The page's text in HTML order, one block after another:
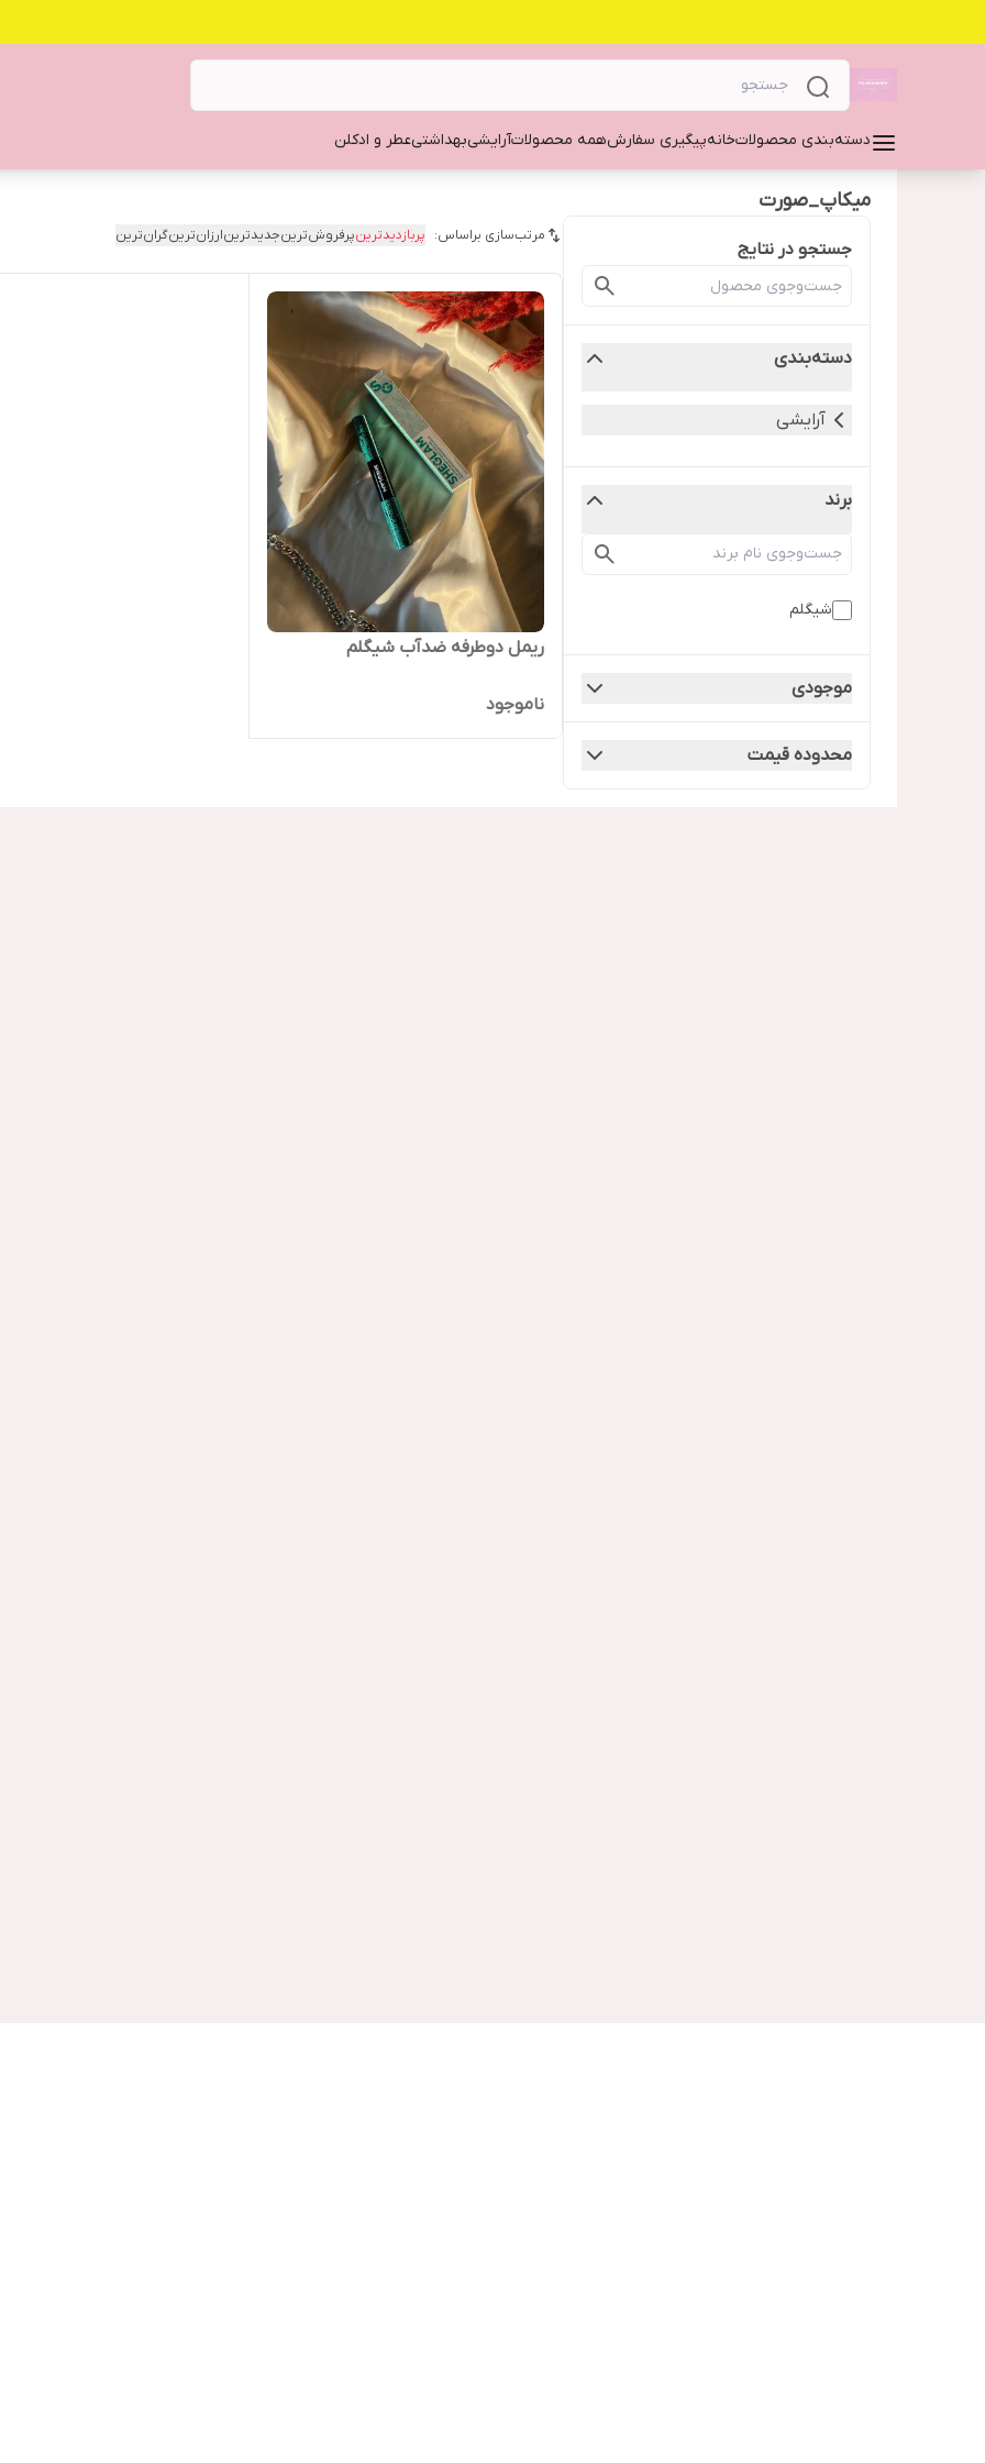
دسته‌بندی محصولاتخانهپیگیری سفارشهمه محصولاتآرایشیبهداشتیعطر و ادکلن
میکاپ_صورت
جستجو در نتایج
دسته‌بندی
آرایشی
برند
شیگلم
موجودی
محدوده قیمت
مرتب‌سازی براساس: پربازدیدترینپرفروش‌ترینجدیدترینارزان‌ترینگران‌ترین
ریمل دوطرفه ضدآب شیگلم
ناموجود